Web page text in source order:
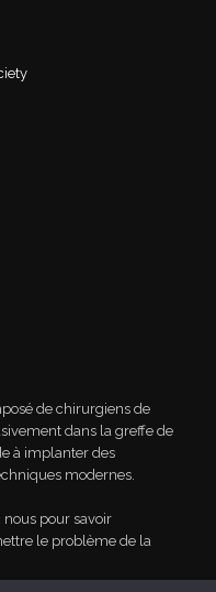
de chirurgiens de
dans la greffe de
à implanter des
modernes.
nous pour savoir
le problème de la